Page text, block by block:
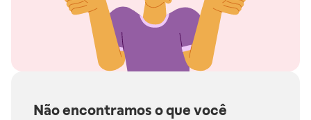
Não encontramos o que você